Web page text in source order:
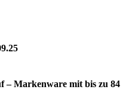
– Markenware mit bis zu 84